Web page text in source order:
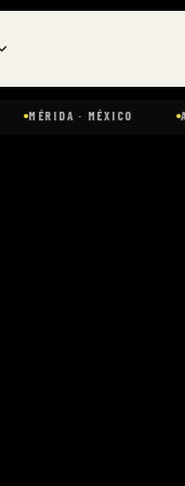
MÉRIDA · MÉXICO